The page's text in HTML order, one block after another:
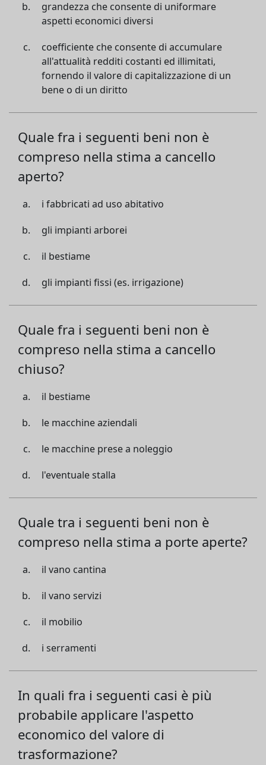
grandezza che consente di uniformare
aspetti economici diversi
coefficiente che consente di accumulare
all'attualità redditi costanti ed illimitati,
fornendo il valore di capitalizzazione di un
bene o di un diritto
Quale fra i seguenti beni non è
compreso nella stima a cancello
aperto?
i fabbricati ad uso abitativo
gli impianti arborei
il bestiame
gli impianti fissi (es. irrigazione)
Quale fra i seguenti beni non è
compreso nella stima a cancello
chiuso?
il bestiame
le macchine aziendali
le macchine prese a noleggio
l'eventuale stalla
Quale tra i seguenti beni non è
compreso nella stima a porte aperte?
il vano cantina
il vano servizi
il mobilio
i serramenti
In quali fra i seguenti casi è più
probabile applicare l'aspetto
economico del valore di
trasformazione?